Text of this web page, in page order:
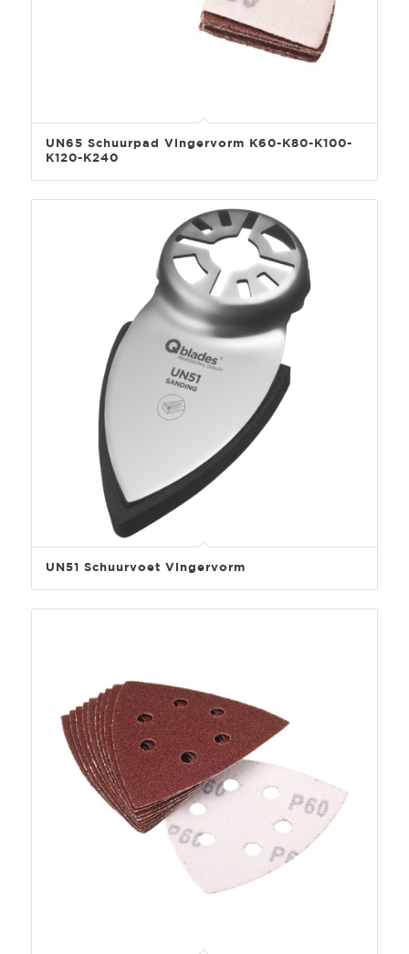
UN65 Schuurpad Vingervorm K60-K80-K100-
K120-K240
UN51 Schuurvoet Vingervorm